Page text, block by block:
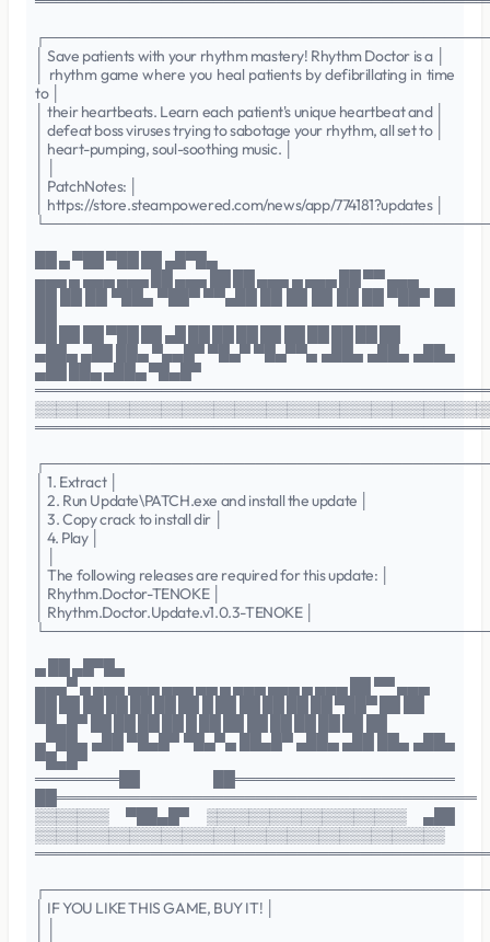
│ Save patients with your rhythm mastery! Rhythm Doctor is a │
│ rhythm game where you heal patients by defibrillating in time
to │
│ their heartbeats. Learn each patient's unique heartbeat and │
│ defeat boss viruses trying to sabotage your rhythm, all set to │
│ heart-pumping, soul-soothing music. │
│ PatchNotes: │
│ https://store.steampowered.com/news/app/774181?updates │
██ ▄ ▀██ ▀██ ██ ▄█▀█▄
▄▄▄ ▄ ▄▄▄ ▄▄▄ ██ ▄▄▄ ██ ██ ▄▄▄ ▄ ▄▄▄ ██ ▀▀ ▄▄▄
██ ██ ██ ▀██▄ ▀██▀ ▀▀▄██ ██ ██ ██ ██ ██ ▀██▀ ██
██ ██ ██ ▀██ ██ ▄█ ██ ██ ██ ██ ██ ██ ██ ██ ██
▄██▄ ▄██ ██▄ ▀▄▄█▀ ▀█▄▀ ▀█▄▀▀▄ ▄██▄ ▄██▄ ▄██▄
▄██ ██▄ ▄██▄ ▀█▄█▀
│ 1. Extract │
│ 2. Run Update\PATCH.exe and install the update │
│ 3. Copy crack to install dir │
│ 4. Play │
│ The following releases are required for this update: │
│ Rhythm.Doctor-TENOKE │
│ Rhythm.Doctor.Update.v1.0.3-TENOKE │
▄ ██ ▄█▀█▄
▄▄▄▀ ▄ ▄▄▄ ▄▄▄ ▄▄▄ ▄▄ ▄ ▄▄▄ ▄▄▄ ▄ ▄▄▄ ██ ▀▀ ▄▄▄
██ ██ ██ ██ ██ ██ ██ █ ██ ██ ██ ██ ██ ▀██▀ ██ ██
▀█▄█▀ ██ ██ ██ ██ █ ██ ██ ██ ██ ██ ██ ██ ██
▄▀██▄ ▄██ ▀█▄█▀ ▀█▄▀▄ ██▄█▀ ▄██▄ ▄██ ██▄ ▄██▄
▀█▄█▀
════════██ ██═════════════════════
██════════════════════════════════════════
▒▒▒▒▒▒▒ ▀██▄█▀ ▒▒▒▒▒▒▒▒▒▒▒▒▒▒▒▒▒▒▒ ▄██
▒▒▒▒▒▒▒▒▒▒▒▒▒▒▒▒▒▒▒▒▒▒▒▒▒▒▒▒▒▒▒▒▒▒▒▒▒▒▒
│ IF YOU LIKE THIS GAME, BUY IT! │